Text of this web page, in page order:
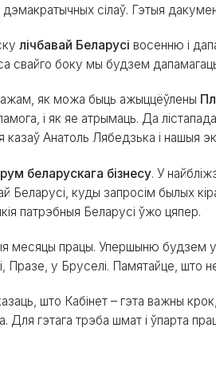
сілаў. Гэтыя
лічбавай Беларусі восенню і
свайго боку мы будзем
як можа быць ажыццёўлены
і як яе атрымаць. Да
казаў Анатоль Лябедзька і нашыя
беларускага бізнесу. У
Беларусі, куды запросім былых
патрэбныя Беларусі ўжо цяпер.
месяцы працы. Упершыню будзем
Празе, у Бруселі. Памятайце, што
што Кабінет – гэта важны
гэтага трэба шмат і ўпарта